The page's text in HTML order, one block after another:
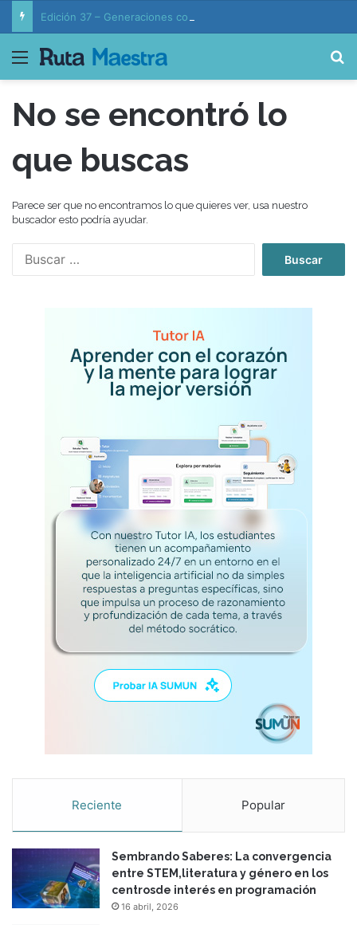
Menú
No se encontró lo
que buscas
Parece ser que no encontramos lo que quieres ver, usa nuestro
buscador esto podría ayudar.
:
Reciente Popular
Sembrando Saberes: La convergencia
entre STEM,literatura y género en los
centrosde interés en programación
16 abril, 2026